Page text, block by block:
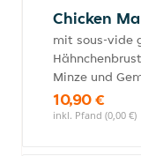
Chicken
mit sous-vide
Minze und
10,90 €
inkl. Pfand (0,00 €)